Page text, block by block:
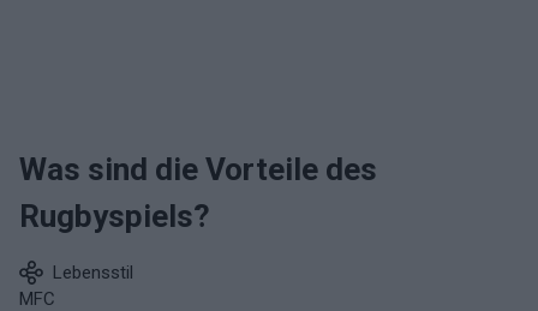
Was sind die Vorteile des
Rugbyspiels?
Lebensstil
MFC